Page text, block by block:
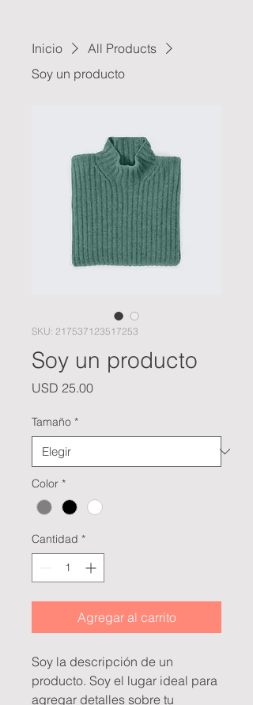
Inicio
All Products
Soy un producto
SKU: 217537123517253
Soy un producto
USD 25.00Precio
Tamaño *
Color *
Cantidad *
Agregar al carrito
Soy la descripción de un
producto. Soy el lugar ideal para
agregar detalles sobre tu